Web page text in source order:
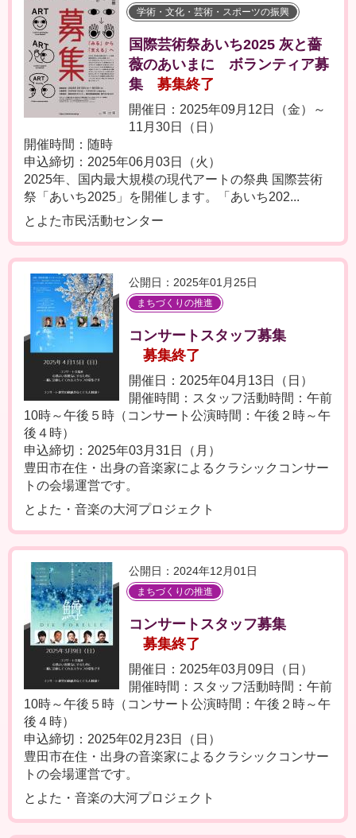
学術・文化・芸術・スポーツの振興
国際芸術祭あいち2025 灰と薔
薇のあいまに ボランティア募
集
募集終了
開催日：2025年09月12日（金）～
11月30日（日）
開催時間：随時
申込締切：2025年06月03日（火）
2025年、国内最大規模の現代アートの祭典 国際芸術
祭「あいち2025」を開催します。「あいち202...
とよた市民活動センター
公開日：2025年01月25日
まちづくりの推進
コンサートスタッフ募集
募集終了
開催日：2025年04月13日（日）
開催時間：スタッフ活動時間：午前
10時～午後５時（コンサート公演時間：午後２時～午
後４時）
申込締切：2025年03月31日（月）
豊田市在住・出身の音楽家によるクラシックコンサー
トの会場運営です。
とよた・音楽の大河プロジェクト
公開日：2024年12月01日
まちづくりの推進
コンサートスタッフ募集
募集終了
開催日：2025年03月09日（日）
開催時間：スタッフ活動時間：午前
10時～午後５時（コンサート公演時間：午後２時～午
後４時）
申込締切：2025年02月23日（日）
豊田市在住・出身の音楽家によるクラシックコンサー
トの会場運営です。
とよた・音楽の大河プロジェクト